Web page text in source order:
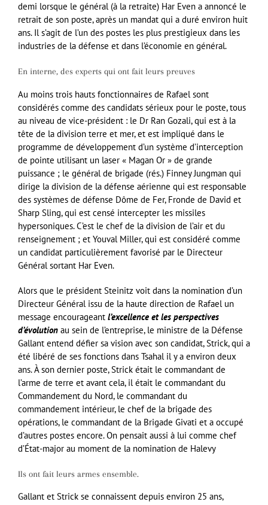
demi lorsque le général (à la retraite) Har Even a annoncé le
retrait de son poste, après un mandat qui a duré environ huit
ans. Il s’agit de l’un des postes les plus prestigieux dans les
industries de la défense et dans l’économie en général.
En interne, des experts qui ont fait leurs preuves
Au moins trois hauts fonctionnaires de Rafael sont
considérés comme des candidats sérieux pour le poste, tous
au niveau de vice-président : le Dr Ran Gozali, qui est à la
tête de la division terre et mer, et est impliqué dans le
programme de développement d’un système d’interception
de pointe utilisant un laser « Magan Or » de grande
puissance ; le général de brigade (rés.) Finney Jungman qui
dirige la division de la défense aérienne qui est responsable
des systèmes de défense Dôme de Fer, Fronde de David et
Sharp Sling, qui est censé intercepter les missiles
hypersoniques. C’est le chef de la division de l’air et du
renseignement ; et Youval Miller, qui est considéré comme
un candidat particulièrement favorisé par le Directeur
Général sortant Har Even.
Alors que le président Steinitz voit dans la nomination d’un
Directeur Général issu de la haute direction de Rafael un
message encourageant l’excellence et les perspectives
d’évolution au sein de l’entreprise, le ministre de la Défense
Gallant entend défier sa vision avec son candidat, Strick, qui a
été libéré de ses fonctions dans Tsahal il y a environ deux
ans. À son dernier poste, Strick était le commandant de
l’arme de terre et avant cela, il était le commandant du
Commandement du Nord, le commandant du
commandement intérieur, le chef de la brigade des
opérations, le commandant de la Brigade Givati et a occupé
d’autres postes encore. On pensait aussi à lui comme chef
d’État-major au moment de la nomination de Halevy
Ils ont fait leurs armes ensemble.
Gallant et Strick se connaissent depuis environ 25 ans,